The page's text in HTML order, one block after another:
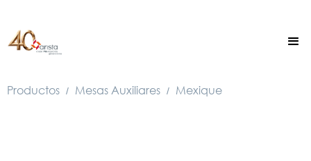
Productos / Mesas Auxiliares / Mexique